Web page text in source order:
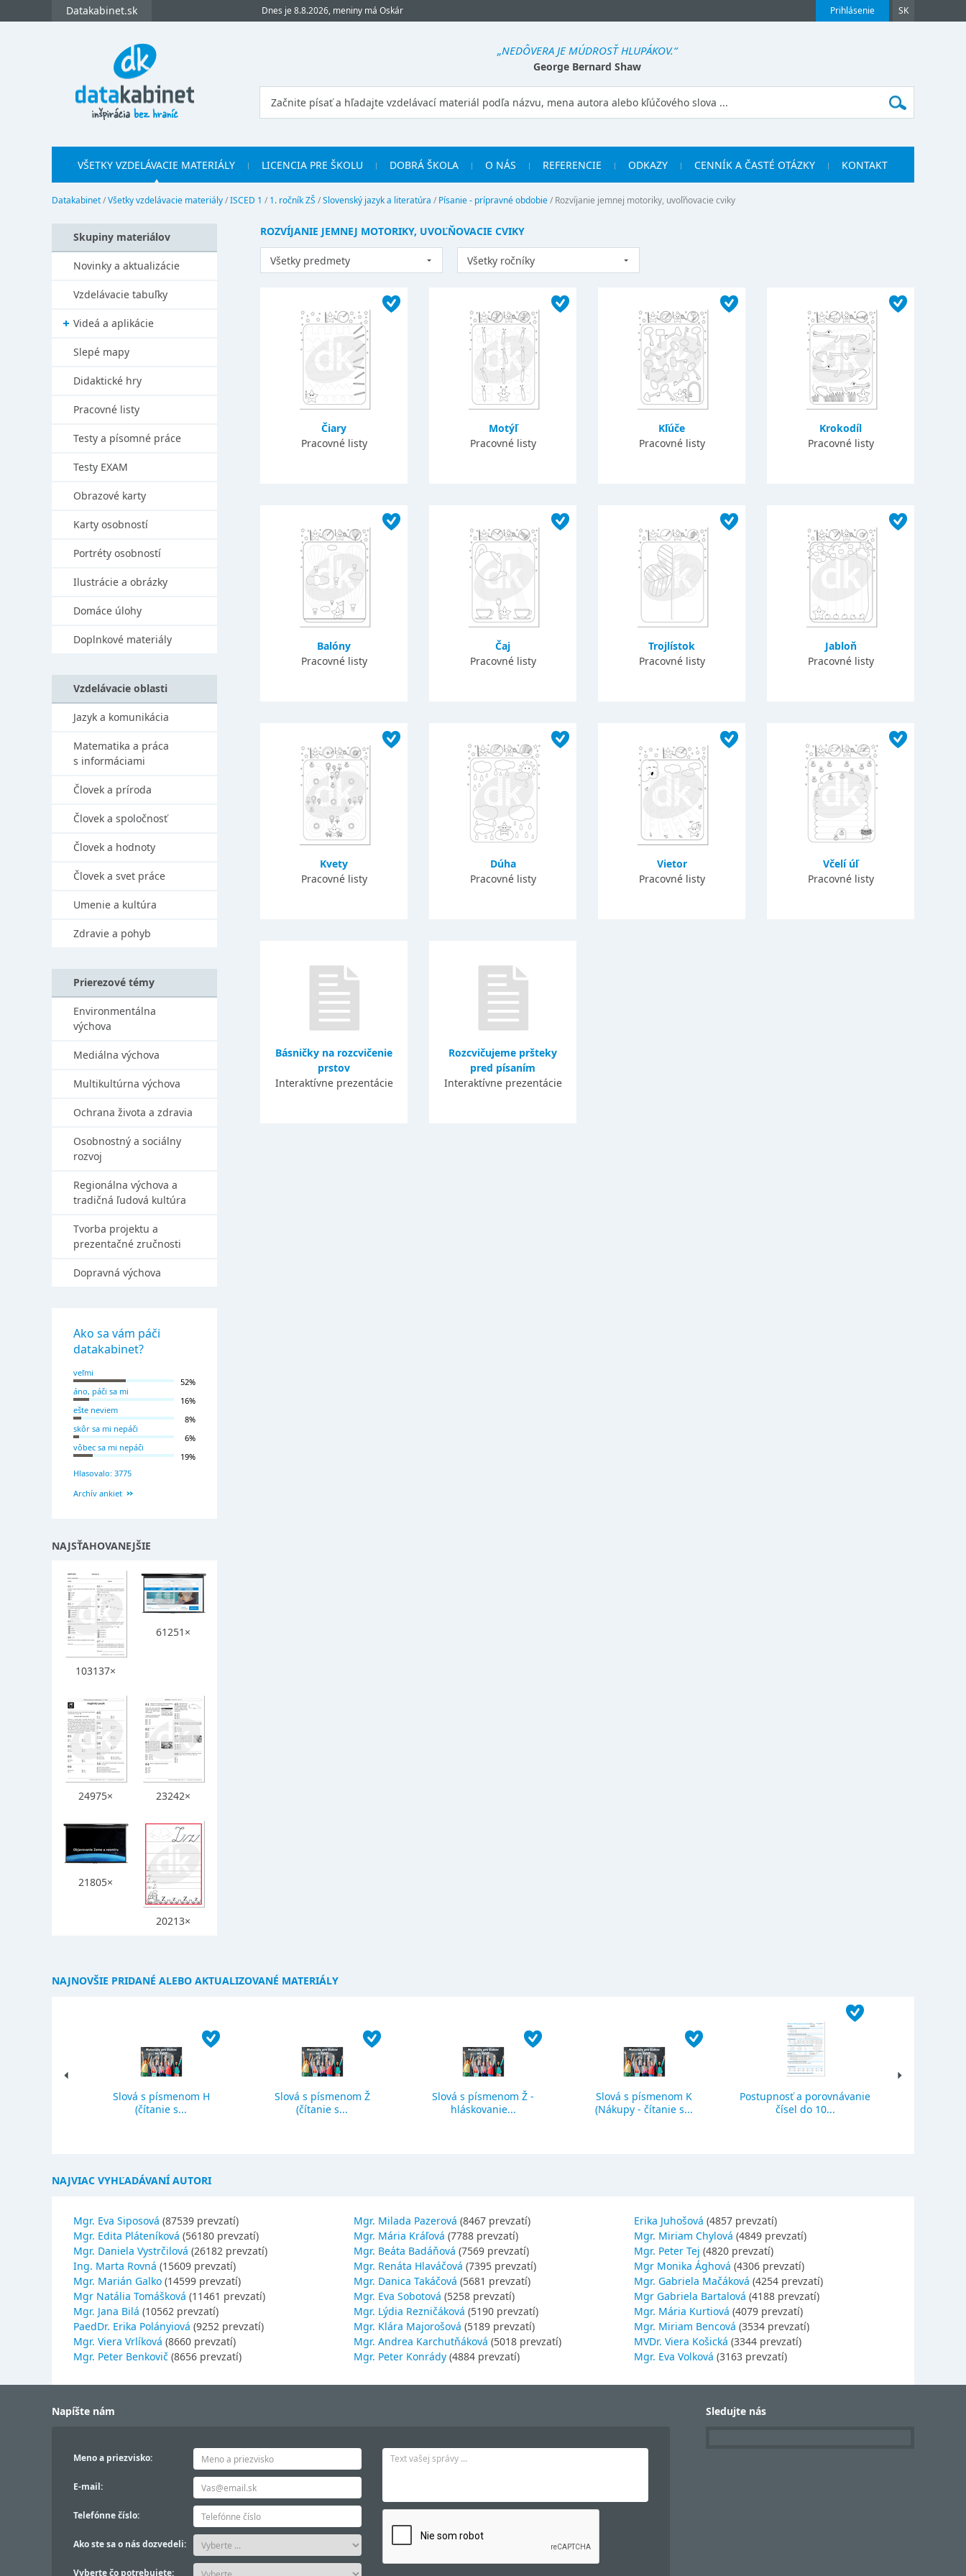
Prihlásenie SK
Datakabinet.sk Dnes je 8.8.2026, meniny má Oskár
„NEDÔVERA JE MÚDROSŤ HLUPÁKOV.“
George Bernard Shaw
VŠETKY VZDELÁVACIE MATERIÁLY LICENCIA PRE ŠKOLU DOBRÁ ŠKOLA O NÁS REFERENCIE ODKAZY CENNÍK A ČASTÉ OTÁZKY KONTAKT
Datakabinet/Všetky vzdelávacie materiály/ISCED 1 / 1. ročník ZŠ /Slovenský jazyk a literatúra / Písanie - prípravné obdobie/ Rozvíjanie jemnej motoriky, uvoľňovacie cviky
ROZVÍJANIE JEMNEJ MOTORIKY, UVOĽŇOVACIE CVIKY
Všetky predmety Všetky ročníky
Čiary
Pracovné listy
Motýľ
Pracovné listy
Kľúče
Pracovné listy
Krokodíl
Pracovné listy
Balóny
Pracovné listy
Čaj
Pracovné listy
Trojlístok
Pracovné listy
Jabloň
Pracovné listy
Kvety
Pracovné listy
Dúha
Pracovné listy
Vietor
Pracovné listy
Včelí úľ
Pracovné listy
Básničky na rozcvičenie
prstov
Interaktívne prezentácie
Rozcvičujeme pršteky
pred písaním
Interaktívne prezentácie
Skupiny materiálov
Novinky a aktualizácie
Vzdelávacie tabuľky
Videá a aplikácie
Slepé mapy
Didaktické hry
Pracovné listy
Testy a písomné práce
Testy EXAM
Obrazové karty
Karty osobností
Portréty osobností
Ilustrácie a obrázky
Domáce úlohy
Doplnkové materiály
Vzdelávacie oblasti
Jazyk a komunikácia
Matematika a práca
s informáciami
Človek a príroda
Človek a spoločnosť
Človek a hodnoty
Človek a svet práce
Umenie a kultúra
Zdravie a pohyb
Prierezové témy
Environmentálna
výchova
Mediálna výchova
Multikultúrna výchova
Ochrana života a zdravia
Osobnostný a sociálny
rozvoj
Regionálna výchova a
tradičná ľudová kultúra
Tvorba projektu a
prezentačné zručnosti
Dopravná výchova
Ako sa vám páči
datakabinet?
veľmi
52%
áno, páči sa mi
16%
ešte neviem
8%
skôr sa mi nepáči
6%
vôbec sa mi nepáči
19%
Hlasovalo: 3775
Archív ankiet
NAJSŤAHOVANEJŠIE
103137×
61251×
24975× 23242×
21805×
20213×
NAJNOVŠIE PRIDANÉ ALEBO AKTUALIZOVANÉ MATERIÁLY
Slová s písmenom H
(čítanie s...
Slová s písmenom Ž
(čítanie s...
Slová s písmenom Ž -
hláskovanie...
Slová s písmenom K
(Nákupy - čítanie s...
Postupnosť a porovnávanie
čísel do 10...
NAJVIAC VYHĽADÁVANÍ AUTORI
Mgr. Eva Siposová (87539 prevzatí)
Mgr. Edita Pláteníková (56180 prevzatí)
Mgr. Daniela Vystrčilová (26182 prevzatí)
Ing. Marta Rovná (15609 prevzatí)
Mgr. Marián Galko (14599 prevzatí)
Mgr Natália Tomášková (11461 prevzatí)
Mgr. Jana Bilá (10562 prevzatí)
PaedDr. Erika Polányiová (9252 prevzatí)
Mgr. Viera Vrlíková (8660 prevzatí)
Mgr. Peter Benkovič (8656 prevzatí)
Mgr. Milada Pazerová (8467 prevzatí)
Mgr. Mária Kráľová (7788 prevzatí)
Mgr. Beáta Badáňová (7569 prevzatí)
Mgr. Renáta Hlaváčová (7395 prevzatí)
Mgr. Danica Takáčová (5681 prevzatí)
Mgr. Eva Sobotová (5258 prevzatí)
Mgr. Lýdia Rezničáková (5190 prevzatí)
Mgr. Klára Majorošová (5189 prevzatí)
Mgr. Andrea Karchutňáková (5018 prevzatí)
Mgr. Peter Konrády (4884 prevzatí)
Erika Juhošová (4857 prevzatí)
Mgr. Miriam Chylová (4849 prevzatí)
Mgr. Peter Tej (4820 prevzatí)
Mgr Monika Ághová (4306 prevzatí)
Mgr. Gabriela Mačáková (4254 prevzatí)
Mgr Gabriela Bartalová (4188 prevzatí)
Mgr. Mária Kurtiová (4079 prevzatí)
Mgr. Miriam Bencová (3534 prevzatí)
MVDr. Viera Košická (3344 prevzatí)
Mgr. Eva Volková (3163 prevzatí)
Napíšte nám
Meno a priezvisko:
E-mail:
Telefónne číslo:
Ako ste sa o nás dozvedeli:
Vyberte čo potrebujete:
Sledujte nás